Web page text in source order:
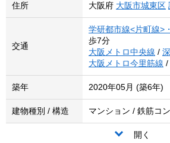
住所 大阪府 大阪市城東区
交通
学研都市線<片町線>
歩7分
大阪メトロ中央線 /
大阪メトロ今里筋線 /
築年 2020年05月 (築6年)
建物種別 / 構造 マンション / 鉄筋コ
開く